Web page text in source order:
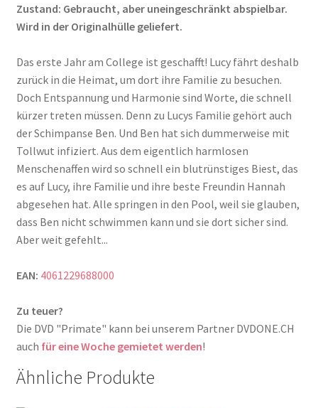
Zustand: Gebraucht, aber uneingeschränkt abspielbar.
Wird in der Originalhülle geliefert.
Das erste Jahr am College ist geschafft! Lucy fährt deshalb
zurück in die Heimat, um dort ihre Familie zu besuchen.
Doch Entspannung und Harmonie sind Worte, die schnell
kürzer treten müssen. Denn zu Lucys Familie gehört auch
der Schimpanse Ben. Und Ben hat sich dummerweise mit
Tollwut infiziert. Aus dem eigentlich harmlosen
Menschenaffen wird so schnell ein blutrünstiges Biest, das
es auf Lucy, ihre Familie und ihre beste Freundin Hannah
abgesehen hat. Alle springen in den Pool, weil sie glauben,
dass Ben nicht schwimmen kann und sie dort sicher sind.
Aber weit gefehlt...
EAN: 4061229688000
Zu teuer?
Die DVD "Primate" kann bei unserem Partner DVDONE.CH
auch für eine Woche gemietet werden!
Ähnliche Produkte